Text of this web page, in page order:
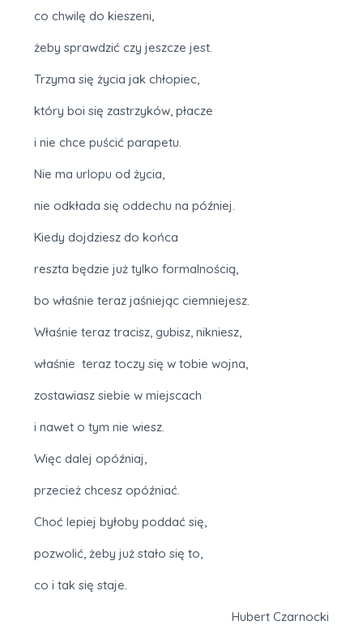
co chwilę do kieszeni,
żeby sprawdzić czy jeszcze jest.
Trzyma się życia jak chłopiec,
który boi się zastrzyków, płacze
i nie chce puścić parapetu.
Nie ma urlopu od życia,
nie odkłada się oddechu na później.
Kiedy dojdziesz do końca
reszta będzie już tylko formalnością,
bo właśnie teraz jaśniejąc ciemniejesz.
Właśnie teraz tracisz, gubisz, nikniesz,
właśnie teraz toczy się w tobie wojna,
zostawiasz siebie w miejscach
i nawet o tym nie wiesz.
Więc dalej opóźniaj,
przecież chcesz opóźniać.
Choć lepiej byłoby poddać się,
pozwolić, żeby już stało się to,
co i tak się staje.
Hubert Czarnocki